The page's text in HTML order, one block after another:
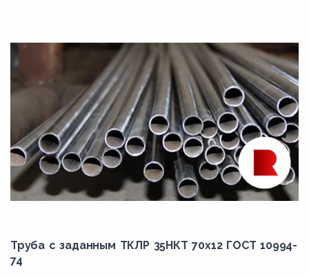
Труба с заданным ТКЛР 35НКТ 70x12 ГОСТ 10994-
74